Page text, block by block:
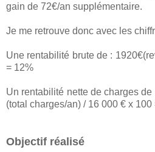
gain de 72€/an supplémentaire.
Je me retrouve donc avec les
Une rentabilité brute de :
= 12%
Un rentabilité nette de charges
(total charges/an) / 16 000 € x 100
Objectif réalisé